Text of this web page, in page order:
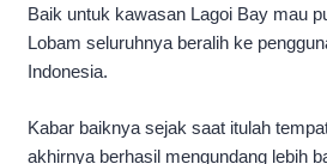
Baik untuk kawasan Lagoi Bay mau
Lobam seluruhnya beralih ke
Indonesia.
Kabar baiknya sejak saat itulah
akhirnya berhasil mengundang lebih